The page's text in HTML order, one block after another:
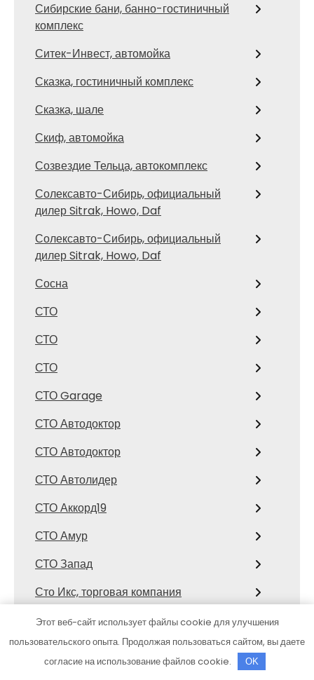
Сибирские бани, банно-гостиничный
комплекс
Ситек-Инвест, автомойка
Сказка, гостиничный комплекс
Сказка, шале
Скиф, автомойка
Созвездие Тельца, автокомплекс
Солексавто-Сибирь, официальный
дилер Sitrak, Howo, Daf
Солексавто-Сибирь, официальный
дилер Sitrak, Howo, Daf
Сосна
СТО
СТО
СТО
СТО Garage
СТО Автодоктор
СТО Автодоктор
СТО Автолидер
СТО Аккорд19
СТО Амур
СТО Запад
Сто Икс, торговая компания
Сто коней, официальный дилер
Mitsubishi
СТО Космос
Этот веб-сайт использует файлы cookie для улучшения
пользовательского опыта. Продолжая пользоваться сайтом, вы даете
согласие на использование файлов cookie.
OK